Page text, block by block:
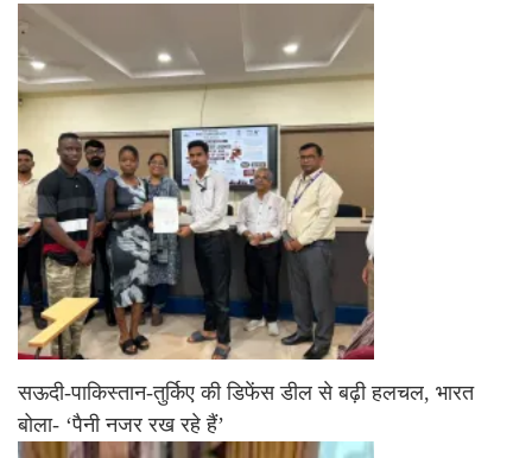
सऊदी-पाकिस्तान-तुर्किए की डिफेंस डील से बढ़ी हलचल, भारत
बोला- ‘पैनी नजर रख रहे हैं’